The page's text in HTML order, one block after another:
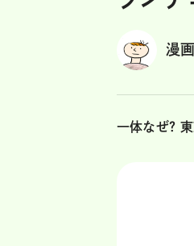
漫
一体なぜ？